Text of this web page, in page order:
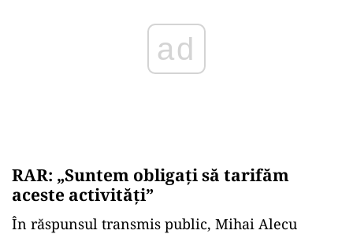
RAR: „Suntem obligați să tarifăm
aceste activități”
În răspunsul transmis public, Mihai Alecu